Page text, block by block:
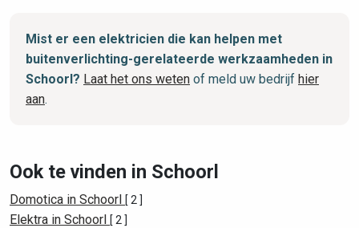
Mist er een elektricien die kan helpen met
buitenverlichting-gerelateerde werkzaamheden in
Schoorl? Laat het ons weten of meld uw bedrijf hier
aan.
Ook te vinden in Schoorl
Domotica in Schoorl [ 2 ]
Elektra in Schoorl [ 2 ]